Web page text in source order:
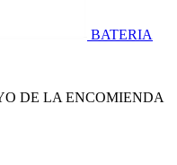
BATERIA
DE LA ENCOMIENDA